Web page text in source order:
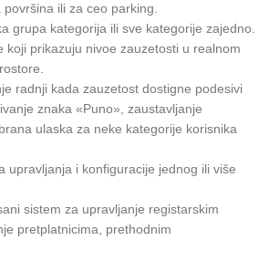
ili za ceo parking.
grupa kategorija ili sve kategorije zajedno.
koji prikazuju nivoe zauzetosti u realnom
radnji kada zauzetost dostigne podesivi
znaka «Puno», zaustavljanje
ulaska za neke kategorije korisnika
upravljanja i konfiguracije jednog ili više
sistem za upravljanje registarskim
pretplatnicima, prethodnim